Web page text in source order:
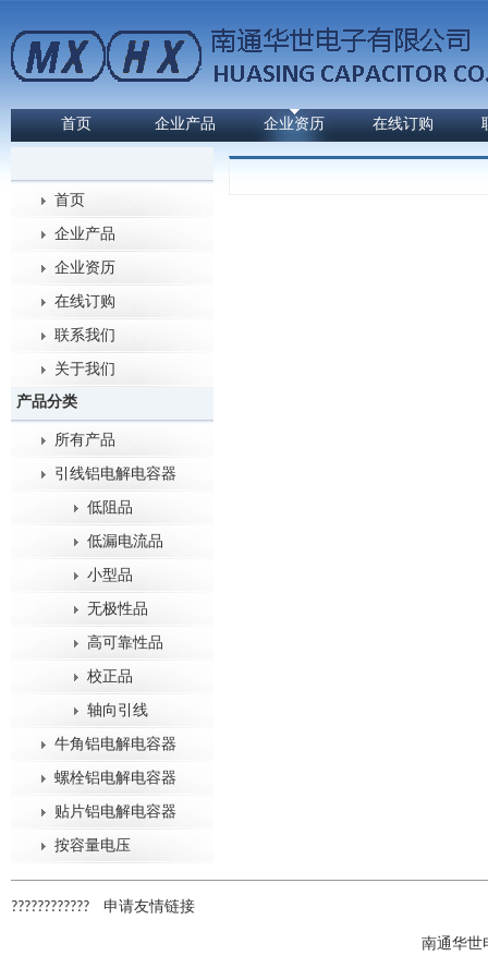
首页 企业产品 企业资历 在线订购
首页
企业产品
企业资历
在线订购
联系我们
关于我们
产品分类
所有产品
引线铝电解电容器
低阻品
低漏电流品
小型品
无极性品
高可靠性品
校正品
轴向引线
牛角铝电解电容器
螺栓铝电解电容器
贴片铝电解电容器
按容量电压
???????????? 申请友情链接
南通华世